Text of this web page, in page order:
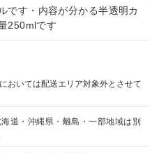
です・内容が分かる半透明カ
250mlです
おいては配送エリア対象外とさせて
道・沖縄県・離島・一部地域は別